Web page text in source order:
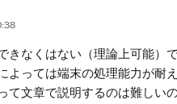
月内フラグを作成（文字扱
DATEdiff('month', [顧客別事
きなくはない（理論上可能）
よっては端末の処理能力が耐
て文章で説明するのは難しい